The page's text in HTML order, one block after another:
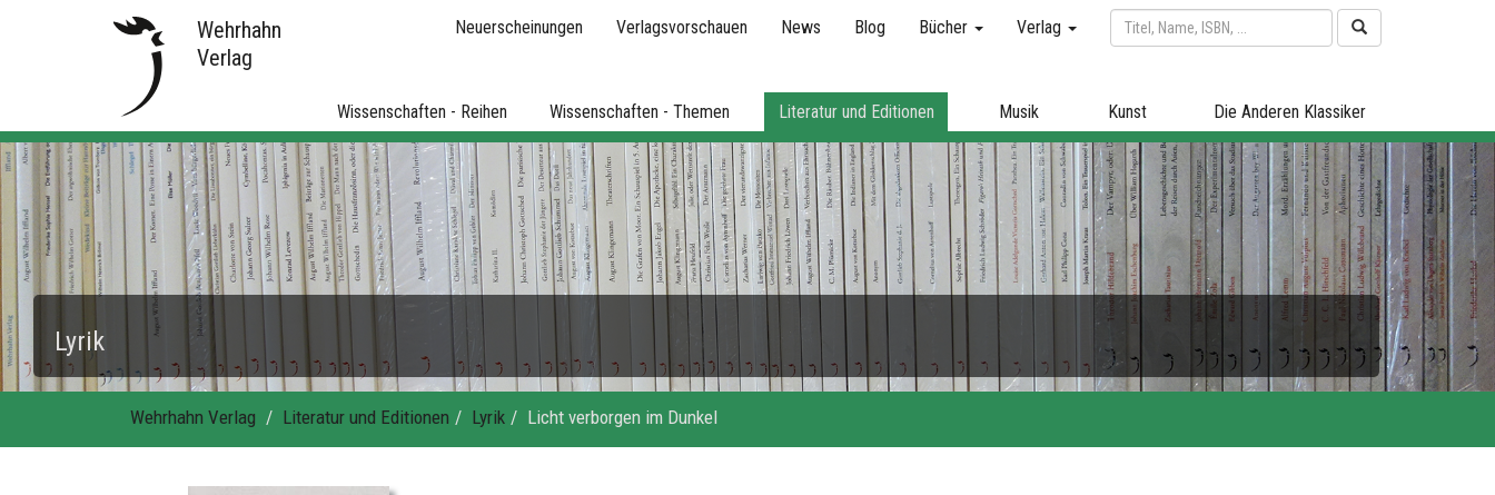
Wehrhahn
Verlag
Neuerscheinungen Verlagsvorschauen News Blog Bücher Verlag
Wissenschaften - Reihen Wissenschaften - Themen Literatur und Editionen Musik Kunst Die Anderen Klassiker
Lyrik
Wehrhahn Verlag Literatur und Editionen Lyrik Licht verborgen im Dunkel